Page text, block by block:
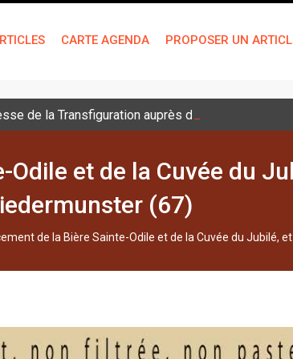
CARTE AGENDA PROPOSER UN
de la Transfiguration auprès des jeunes
Odile et de la Cuvée du
(67)
de la Bière Sainte-Odile et de la Cuvée du Jubilé,